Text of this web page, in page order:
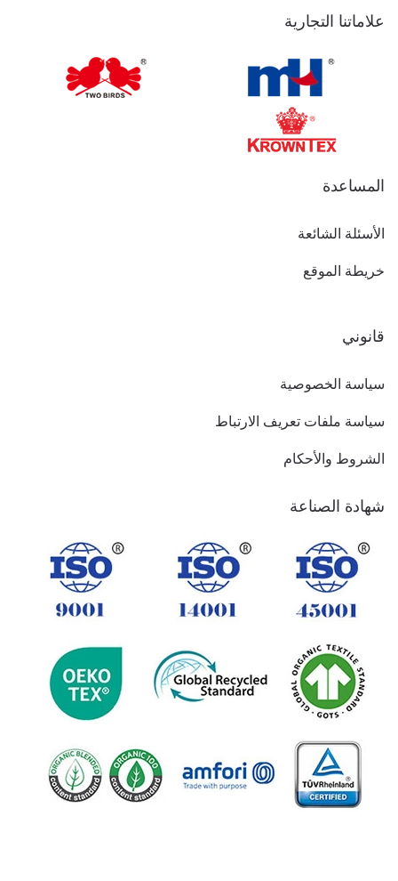
علاماتنا التجارية
المساعدة
الأسئلة الشائعة
خريطة الموقع
قانوني
سياسة الخصوصية
سياسة ملفات تعريف الارتباط
الشروط والأحكام
شهادة الصناعة